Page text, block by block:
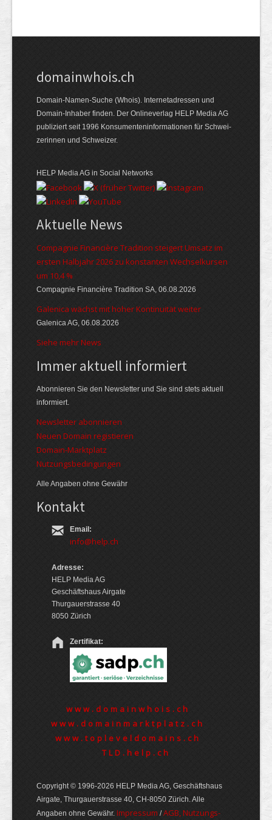
domainwhois.ch
Domain-Namen-Suche (Whois). Internet­adressen und
Domain-Inhaber finden. Der Online­verlag HELP Media AG
publiziert seit 1996 Konsumenten­informationen für Schwei­
zerinnen und Schweizer.
HELP Media AG in Social Networks
Aktuelle News
Compagnie Financière Tradition steigert Umsatz im
ersten Halbjahr 2026 zu konstanten Wechselkursen
um 10,4 %
Compagnie Financière Tradition SA, 06.08.2026
Galenica wächst mit hoher Kontinuität weiter
Galenica AG, 06.08.2026
Siehe mehr News
Immer aktuell informiert
Abonnieren Sie den Newsletter und Sie sind stets aktuell
informiert.
Newsletter abonnieren
Neuen Domain registieren
Domain-Marktplatz
Nutzungsbedingungen
Alle Angaben ohne Gewähr
Kontakt
Email:
info@help.ch
Adresse:
HELP Media AG
Geschäftshaus Airgate
Thurgauerstrasse 40
8050 Zürich
Zertifikat:
www.domainwhois.ch
www.domainmarktplatz.ch
www.topleveldomains.ch
TLD.help.ch
Copyright © 1996-2026 HELP Media AG, Geschäftshaus
Airgate, Thurgauer­strasse 40, CH-8050 Zürich. Alle
Angaben ohne Gewähr. Im­pres­sum /AGB, Nut­zungs­